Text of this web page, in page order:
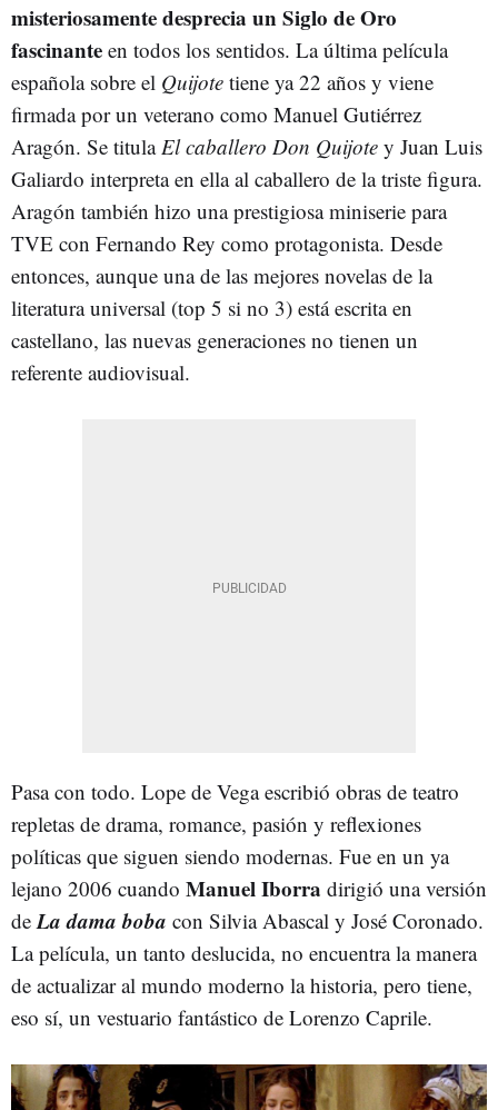
misteriosamente desprecia un Siglo de Oro
fascinante en todos los sentidos. La última película
española sobre el Quijote tiene ya 22 años y viene
firmada por un veterano como Manuel Gutiérrez
Aragón. Se titula El caballero Don Quijote y Juan Luis
Galiardo interpreta en ella al caballero de la triste figura.
Aragón también hizo una prestigiosa miniserie para
TVE con Fernando Rey como protagonista. Desde
entonces, aunque una de las mejores novelas de la
literatura universal (top 5 si no 3) está escrita en
castellano, las nuevas generaciones no tienen un
referente audiovisual.
Pasa con todo. Lope de Vega escribió obras de teatro
repletas de drama, romance, pasión y reflexiones
políticas que siguen siendo modernas. Fue en un ya
lejano 2006 cuando Manuel Iborra dirigió una versión
de La dama boba con Silvia Abascal y José Coronado.
La película, un tanto deslucida, no encuentra la manera
de actualizar al mundo moderno la historia, pero tiene,
eso sí, un vestuario fantástico de Lorenzo Caprile.